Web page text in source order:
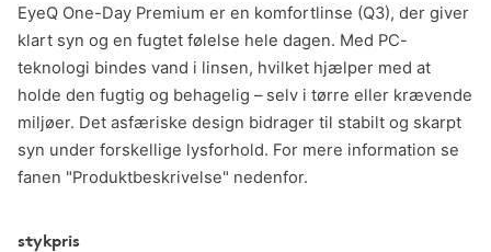
EyeQ One-Day Premium er en komfortlinse (Q3), der giver
klart syn og en fugtet følelse hele dagen. Med PC-
teknologi bindes vand i linsen, hvilket hjælper med at
holde den fugtig og behagelig – selv i tørre eller krævende
miljøer. Det asfæriske design bidrager til stabilt og skarpt
syn under forskellige lysforhold. For mere information se
fanen "Produktbeskrivelse" nedenfor.
stykpris